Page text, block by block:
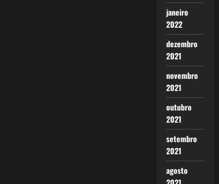
janeiro
2022
dezembro
2021
novembro
2021
outubro
2021
setembro
2021
agosto